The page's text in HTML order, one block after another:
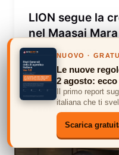
LION segue la
nel Maasai
7 AGOSTO 2026
NUOVO ·
Le nuove
2 agosto:
Il primo report
italiana che ti
Scarica